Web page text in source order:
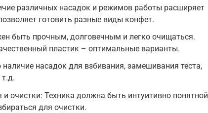
различных насадок и режимов работы расширяет
готовить разные виды конфет.
быть прочным, долговечным и легко очищаться.
пластик – оптимальные варианты.
насадок для взбивания, замешивания теста,
и очистки: Техника должна быть интуитивно понятной
для очистки.